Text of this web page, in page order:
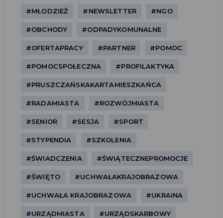
#MŁODZIEŻ #NEWSLETTER #NGO
#OBCHODY #ODPADYKOMUNALNE
#OFERTAPRACY #PARTNER #POMOC
#POMOCSPOŁECZNA #PROFILAKTYKA
#PRUSZCZAŃSKAKARTAMIESZKAŃCA
#RADAMIASTA #ROZWÓJMIASTA
#SENIOR #SESJA #SPORT
#STYPENDIA #SZKOLENIA
#ŚWIADCZENIA #ŚWIĄTECZNEPROMOCJE
#ŚWIĘTO #UCHWAŁAKRAJOBRAZOWA
#UCHWAŁA KRAJOBRAZOWA #UKRAINA
#URZĄDMIASTA #URZĄDSKARBOWY